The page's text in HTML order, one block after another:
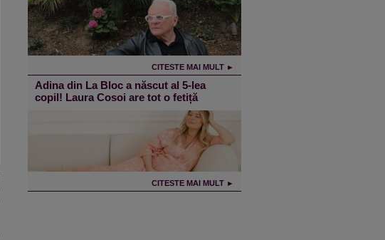
CITESTE MAI MULT ►
Adina din La Bloc a născut al 5-lea
copil! Laura Cosoi are tot o fetiță
CITESTE MAI MULT ►